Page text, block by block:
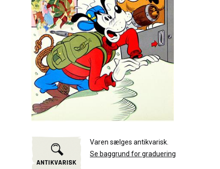
Varen sælges antikvarisk.
Se baggrund for graduering